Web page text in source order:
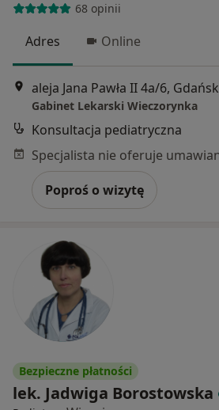
68 opinii
Adres Online
aleja Jana Pawła II 4a/6, Gdańsk
Gabinet Lekarski Wieczorynka
Konsultacja pediatryczna
Poproś o wizytę
Bezpieczne płatności
lek. Jadwiga Borostowska